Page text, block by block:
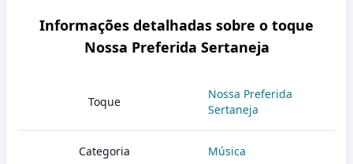
Informações detalhadas sobre o toque
Nossa Preferida Sertaneja
Toque
Nossa Preferida
Sertaneja
Categoria Música